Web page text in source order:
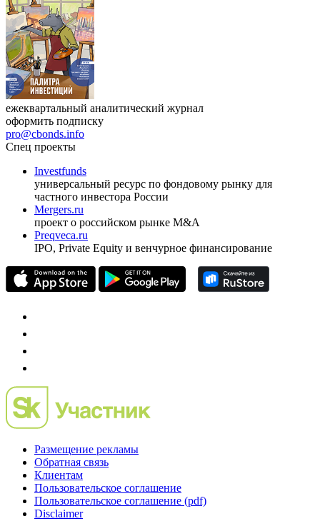
ЖурналCbonds Review
ежеквартальный аналитический журнал
оформить подписку
pro@cbonds.info
Спец проекты
Investfunds
универсальный ресурс по фондовому рынку для
частного инвестора России
проект о российском рынке M&A
Preqveca.ru
Размещение рекламы
Обратная связь